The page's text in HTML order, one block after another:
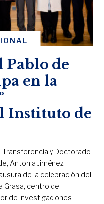
Pablo de
en la
Instituto de
y Doctorado
Antonia Jiménez
de la celebración del
Grasa, centro de
de Investigaciones